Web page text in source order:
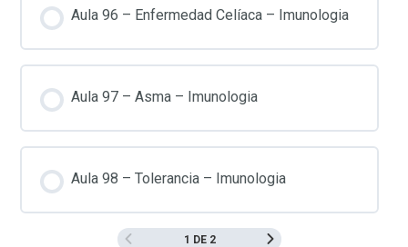
Aula 96 – Enfermedad Celíaca – Imunologia
Aula 97 – Asma – Imunologia
Aula 98 – Tolerancia – Imunologia
1 DE 2